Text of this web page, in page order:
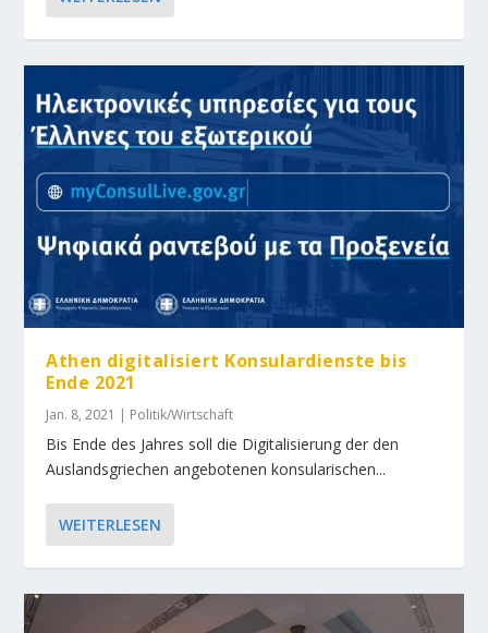
Athen digitalisiert Konsulardienste bis
Ende 2021
Jan. 8, 2021 | Politik/Wirtschaft
Bis Ende des Jahres soll die Digitalisierung der den
Auslandsgriechen angebotenen konsularischen...
WEITERLESEN